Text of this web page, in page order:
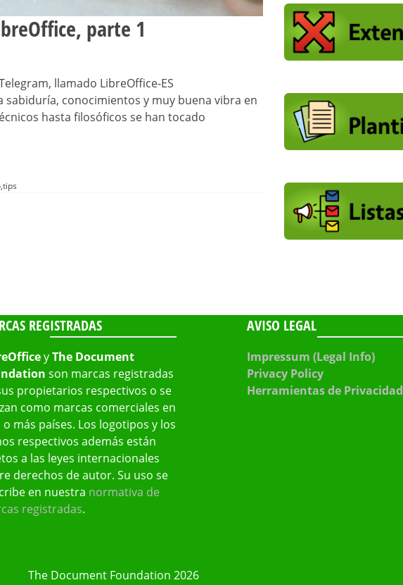
parte 1
llamado LibreOffice-ES
conocimientos y muy buena vibra en
hasta filosóficos se han tocado
,tips
REGISTRADAS
yThe Document
son marcas registradas
propietarios respectivos o se
como marcas comerciales en
o más países. Los logotipos y los
respectivos además están
a las leyes internacionales
derechos de autor. Su uso se
en nuestra normativa de
registradas.
AVISO LEGAL
Impressum (Legal Info)
Privacy Policy
Herramientas de Privacidad
The Document Foundation 2026